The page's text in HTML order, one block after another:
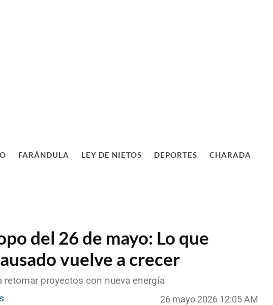
FARÁNDULA LEY DE NIETOS DEPORTES CHARADA
del 26 de mayo: Lo que
vuelve a crecer
retomar proyectos con nueva energía
26 mayo 2026 12:05 AM